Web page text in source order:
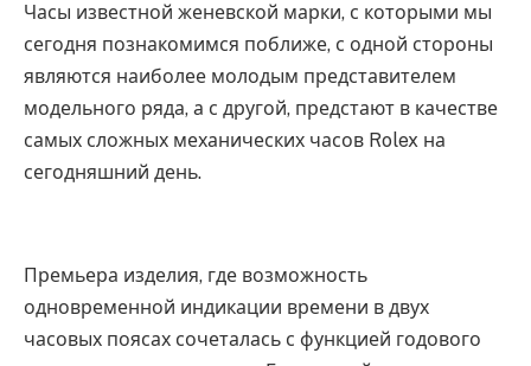
Часы известной женевской марки, с которыми мы
сегодня познакомимся поближе, с одной стороны
являются наиболее молодым представителем
модельного ряда, а с другой, предстают в качестве
самых сложных механических часов Rolex на
сегодняшний день.
Премьера изделия, где возможность
одновременной индикации времени в двух
часовых поясах сочеталась с функцией годового